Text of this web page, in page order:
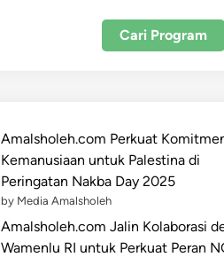
Cari Program
Amalsholeh.com Perkuat
Kemanusiaan untuk Palestina di
Peringatan Nakba Day 2025
by Media Amalsholeh
Amalsholeh.com Jalin Kolaborasi
Wamenlu RI untuk Perkuat Peran